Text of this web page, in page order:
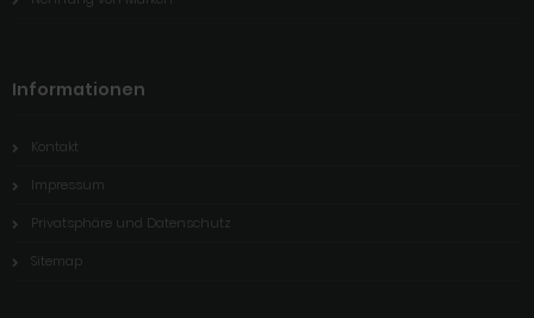
Informationen
Kontakt
Impressum
Privatsphäre und Datenschutz
Sitemap